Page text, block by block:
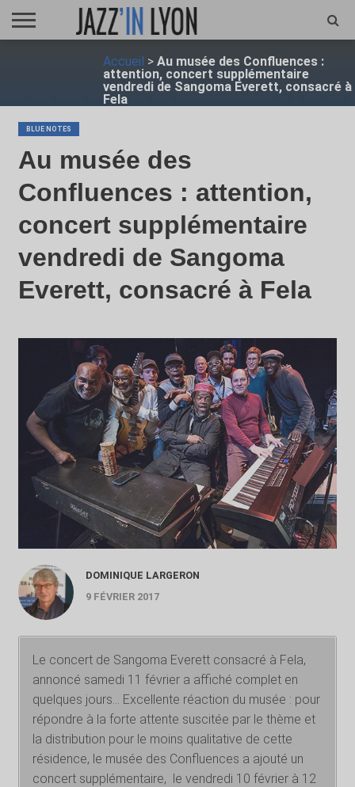
Accueil > Au musée des Confluences :
attention, concert supplémentaire
vendredi de Sangoma Everett, consacré à
Fela
BLUE NOTES
Au musée des
Confluences : attention,
concert supplémentaire
vendredi de Sangoma
Everett, consacré à Fela
DOMINIQUE LARGERON
9 FÉVRIER 2017
Le concert de Sangoma Everett consacré à Fela,
annoncé samedi 11 février a affiché complet en
quelques jours… Excellente réaction du musée : pour
répondre à la forte attente suscitée par le thème et
la distribution pour le moins qualitative de cette
résidence, le musée des Confluences a ajouté un
concert supplémentaire, le vendredi 10 février à 12